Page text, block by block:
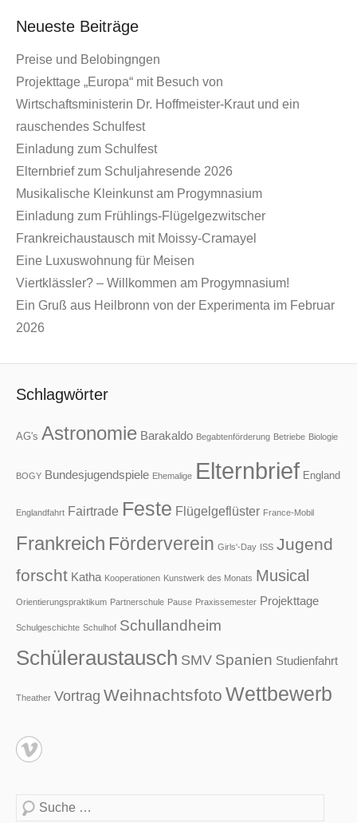
Neueste Beiträge
Preise und Belobingngen
Projekttage „Europa“ mit Besuch von
Wirtschaftsministerin Dr. Hoffmeister-Kraut und ein
rauschendes Schulfest
Einladung zum Schulfest
Elternbrief zum Schuljahresende 2026
Musikalische Kleinkunst am Progymnasium
Einladung zum Frühlings-Flügelgezwitscher
Frankreichaustausch mit Moissy-Cramayel
Eine Luxuswohnung für Meisen
Viertklässler? – Willkommen am Progymnasium!
Ein Gruß aus Heilbronn von der Experimenta im Februar
2026
Schlagwörter
AG's Astronomie Barakaldo Begabtenförderung Betriebe Biologie
BOGY Bundesjugendspiele Ehemalige Elternbrief England
Englandfahrt Fairtrade Feste Flügelgeflüster France-Mobil
Frankreich Förderverein Girls'-Day ISS Jugend
forscht Katha Kooperationen Kunstwerk des Monats Musical
Orientierungspraktikum Partnerschule Pause Praxissemester Projekttage
Schulgeschichte Schulhof Schullandheim
Schüleraustausch SMV Spanien Studienfahrt
Theather Vortrag Weihnachtsfoto Wettbewerb
Suche